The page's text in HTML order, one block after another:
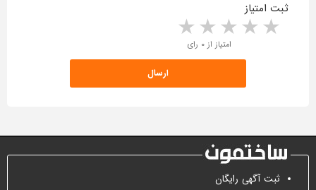
ثبت امتیاز
4 stars 3 stars 2 stars 1 star امتیاز از ۰ رای
ثبت آگهی رایگان